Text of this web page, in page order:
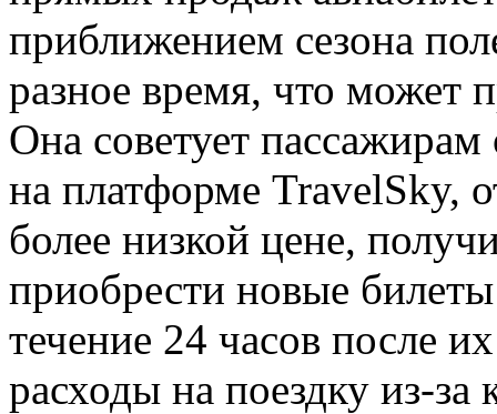
приближением сезона
разное время, что может
Она советует
на платформе TravelSky,
более низкой цене,
приобрести новые
течение 24 часов после
расходы на поездку из-за